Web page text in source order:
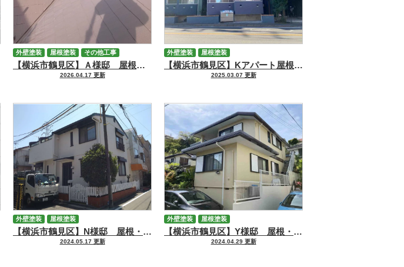
【横浜市鶴見区】Ａ様邸 屋根【パーフェクトトップSi】・外壁【ファインパーフェクトベスト】塗装工事、基礎補修工事
2026.04.17 更新
外壁塗装 屋根塗装 その他工事
【横浜市鶴見区】Kアパート屋根外壁塗装工事
2025.03.07 更新
外壁塗装 屋根塗装
【横浜市鶴見区】N様邸 屋根・外壁塗装工事
2024.05.17 更新
外壁塗装 屋根塗装
【横浜市鶴見区】Y様邸 屋根・外壁塗装工事
2024.04.29 更新
外壁塗装 屋根塗装